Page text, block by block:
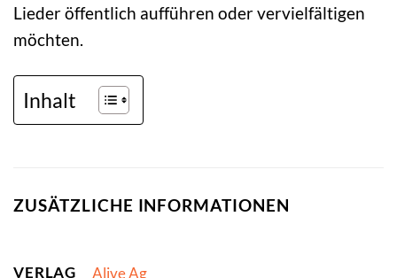
Lieder öffentlich aufführen oder vervielfältigen
möchten.
Inhalt
ZUSÄTZLICHE INFORMATIONEN
VERLAG Alive Ag